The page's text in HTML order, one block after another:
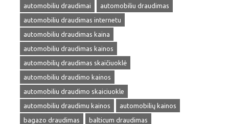
automobiliu draudimai
automobiliu draudimas
automobiliu draudimas internetu
automobiliu draudimas kaina
automobiliu draudimas kainos
automobilių draudimas skaičiuoklė
automobiliu draudimo kainos
automobiliu draudimo skaiciuokle
automobiliu draudimu kainos
automobilių kainos
bagazo draudimas
balticum draudimas